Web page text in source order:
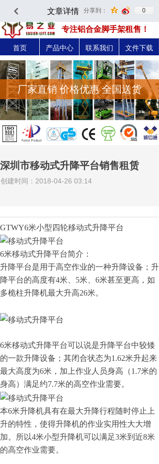
深圳市易之力机械设备有限公司-官方网站
专注铝合金脚手架租售！
首页 产品中心 联系我们 文件下载
厂家直销 价格优惠 全国送货
深圳市移动式升降平台销售租赁
创建时间： 2018-04-26 03:14
GTWY6米小型四轮移动式升降平台
6米移动式升降平台简介：
升降平台是用于高空作业的一种升降设备；升
降平台的高度有4米、5米、6米甚至更高，如
多桅柱升降机最大升高26米。
6米移动式升降平台可以说是升降平台中较矮
的一款升降设备；其闭合状态为1.62米升起来
最大高度为6米，加上作业人员身高（1.7米的
身高）满足约7.7米的高空作业需要。
本6米升降机具有在最大升降行程随时停止上
升的特性，使得升降机的作业实用性大大增
加。所以4米小型升降机可以满足3米到近8米
的高空作业需要。
낒 文章详情 分享到： 0